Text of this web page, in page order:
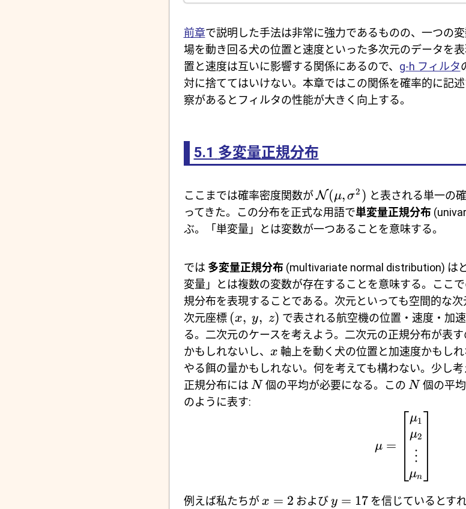
前章で説明した手法は非常に強力であるものの、一つの
場を動き回る犬の位置と速度といった多次元のデータを
置と速度は互いに影響する関係にあるので、 g-h フィルタ
対に捨ててはいけない。本章ではこの関係を確率的に記
察があるとフィルタの性能が大きく向上する。
5.1 多変量正規分布
ここまでは確率密度関数がN(μ, σ2 ) と表される単一の
ってきた。この分布を正式な用語で単変量正規分布
ぶ。「単変量」とは変数が一つあることを意味する。
では 多変量正規分布 (multivariate normal distribution) は
変量」とは複数の変数が存在することを意味する。ここ
規分布を表現することである。次元といっても空間的な
次元座標 (x, y, z) で表される航空機の位置・速度・加
る。二次元のケースを考えよう。二次元の正規分布が表
かもしれないし、 x 軸上を動く犬の位置と加速度かもし
やる餌の量かもしれない。何を考えても構わない。少し考
正規分布には N 個の平均が必要になる。この N 個の平
のように表す:
μ =
μ1
μ2
⋮
μn
例えば私たちがx = 2 およびy = 17 を信じているとす